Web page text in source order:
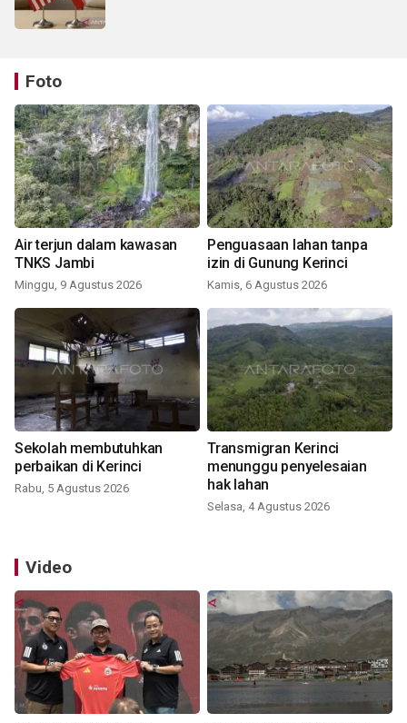
Foto
Air terjun dalam kawasan
TNKS Jambi
Minggu, 9 Agustus 2026
Penguasaan lahan tanpa
izin di Gunung Kerinci
Kamis, 6 Agustus 2026
Sekolah membutuhkan
perbaikan di Kerinci
Rabu, 5 Agustus 2026
Transmigran Kerinci
menunggu penyelesaian
hak lahan
Selasa, 4 Agustus 2026
Video